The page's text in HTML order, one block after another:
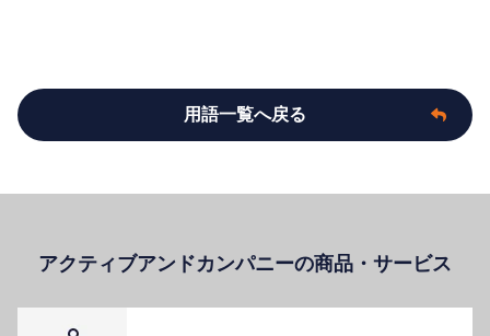
用語一覧へ戻る
アクティブアンドカンパニーの商品・サービス